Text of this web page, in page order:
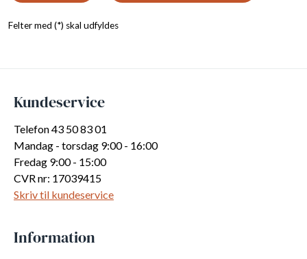
Felter med (*) skal udfyldes
Kundeservice
Telefon 43 50 83 01
Mandag - torsdag 9:00 - 16:00
Fredag 9:00 - 15:00
CVR nr: 17039415
Skriv til kundeservice
Information